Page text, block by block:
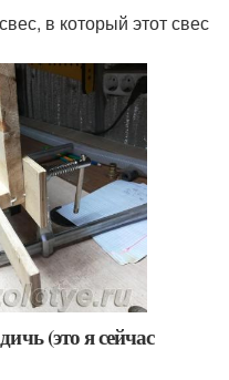
в который этот свес
(это я сейчас